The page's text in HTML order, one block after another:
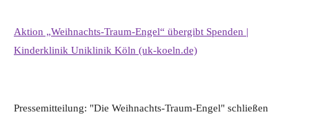
Aktion „Weihnachts-Traum-Engel“ übergibt Spenden |
Kinderklinik Uniklinik Köln (uk-koeln.de)
Pressemitteilung: "Die Weihnachts-Traum-Engel" schließen